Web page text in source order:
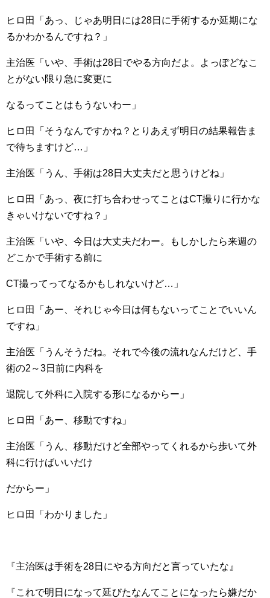
ヒロ田「あっ、じゃあ明日には28日に手術するか延期にな
るかわかるんですね？」
主治医「いや、手術は28日でやる方向だよ。よっぽどなこ
とがない限り急に変更に
なるってことはもうないわー」
ヒロ田「そうなんですかね？とりあえず明日の結果報告ま
で待ちますけど…」
主治医「うん、手術は28日大丈夫だと思うけどね」
ヒロ田「あっ、夜に打ち合わせってことはCT撮りに行かな
きゃいけないですね？」
主治医「いや、今日は大丈夫だわー。もしかしたら来週の
どこかで手術する前に
CT撮ってってなるかもしれないけど…」
ヒロ田「あー、それじゃ今日は何もないってことでいいん
ですね」
主治医「うんそうだね。それで今後の流れなんだけど、手
術の2～3日前に内科を
退院して外科に入院する形になるからー」
ヒロ田「あー、移動ですね」
主治医「うん、移動だけど全部やってくれるから歩いて外
科に行けばいいだけ
だからー」
ヒロ田「わかりました」
『主治医は手術を28日にやる方向だと言っていたな』
『これで明日になって延びたなんてことになったら嫌だか